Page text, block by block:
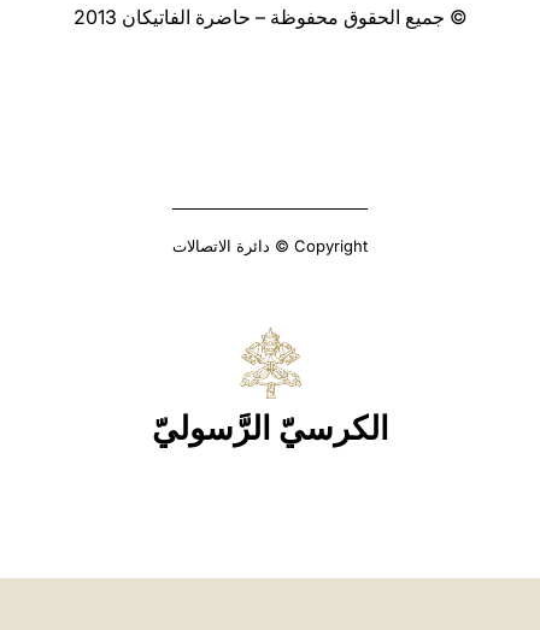
© جميع الحقوق محفوظة – حاضرة الفاتيكان 2013
Copyright © دائرة الاتصالات
الكرسيّ الرَّسوليّ